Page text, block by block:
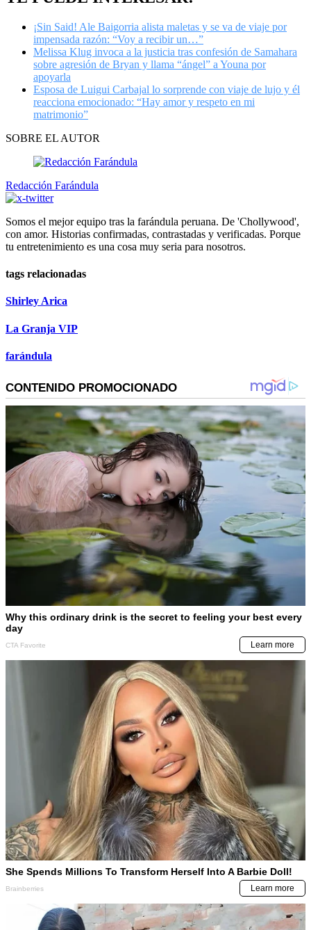
¡Sin Said! Ale Baigorria alista maletas y se va de viaje por
impensada razón: “Voy a recibir un…”
Melissa Klug invoca a la justicia tras confesión de Samahara
sobre agresión de Bryan y llama “ángel” a Youna por
apoyarla
Esposa de Luigui Carbajal lo sorprende con viaje de lujo y él
reacciona emocionado: “Hay amor y respeto en mi
matrimonio”
SOBRE EL AUTOR
Redacción Farándula
Somos el mejor equipo tras la farándula peruana. De 'Chollywood',
con amor. Historias confirmadas, contrastadas y verificadas. Porque
tu entretenimiento es una cosa muy seria para nosotros.
tags relacionadas
Shirley Arica
La Granja VIP
farándula